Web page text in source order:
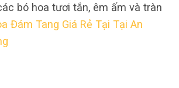
bó hoa tươi tắn, êm ấm và tràn
Đám Tang Giá Rẻ Tại Tại An